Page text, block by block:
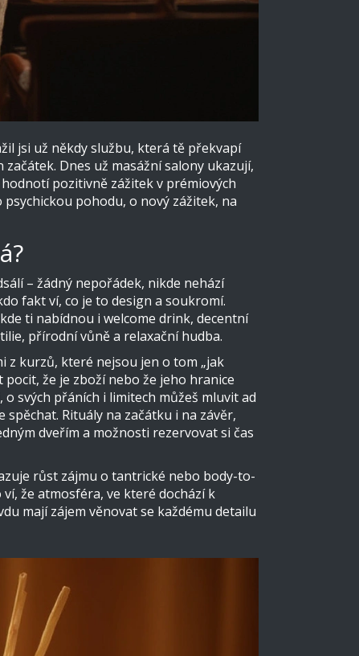
jsi už někdy službu, která tě překvapí
Dnes už masážní salony ukazují,
pozitivně zážitek v prémiových
pohodu, o nový zážitek, na
– žádný nepořádek, nikde nehází
fakt ví, co je to design a soukromí.
ti nabídnou i welcome drink, decentní
přírodní vůně a relaxační hudba.
z kurzů, které nejsou jen o tom „jak
že je zboží nebo že jeho hranice
svých přáních i limitech můžeš mluvit ad
Rituály na začátku i na závěr,
dveřím a možnosti rezervovat si čas
růst zájmu o tantrické nebo body-to-
že atmosféra, ve které dochází k
mají zájem věnovat se každému detailu